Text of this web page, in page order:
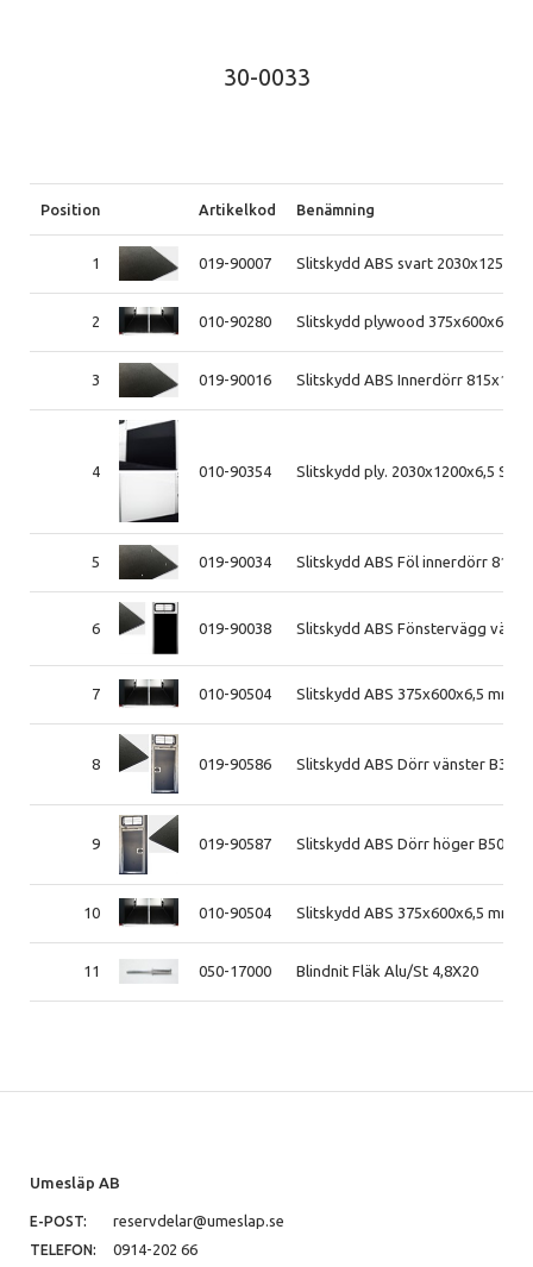
30-0033
Position Artikelkod Benämning
1 019-90007 Slitskydd ABS svart 2030x1250x4
2 010-90280 Slitskydd plywood 375x600x6,5
3 019-90016 Slitskydd ABS Innerdörr
4 010-90354 Slitskydd ply. 2030x1200x6,5
5 019-90034 Slitskydd ABS Föl innerdörr
6 019-90038 Slitskydd ABS Fönstervägg vä/hö
7 010-90504 Slitskydd ABS 375x600x6,5 mm
8 019-90586 Slitskydd ABS Dörr vänster B35-
9 019-90587 Slitskydd ABS Dörr höger B50-
10 010-90504 Slitskydd ABS 375x600x6,5 mm
11 050-17000 Blindnit Fläk Alu/St 4,8X20
Umesläp AB
E-POST: reservdelar@umeslap.se
TELEFON: 0914-202 66